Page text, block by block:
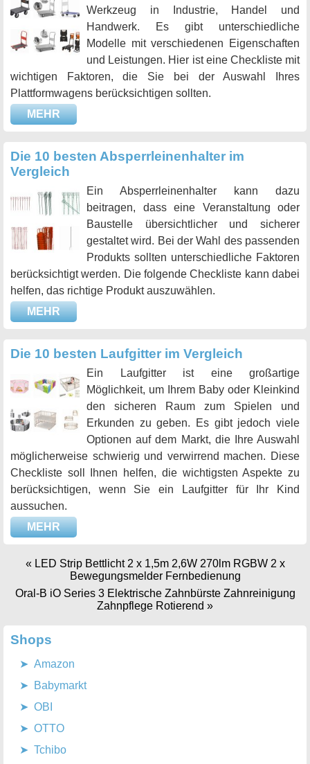
Werkzeug in Industrie, Handel und
Handwerk. Es gibt unterschiedliche
Modelle mit verschiedenen Eigenschaften
und Leistungen. Hier ist eine Checkliste mit
wichtigen Faktoren, die Sie bei der Auswahl Ihres
Plattformwagens berücksichtigen sollten.
MEHR
Die 10 besten Absperrleinenhalter im
Vergleich
Ein Absperrleinenhalter kann dazu
beitragen, dass eine Veranstaltung oder
Baustelle übersichtlicher und sicherer
gestaltet wird. Bei der Wahl des passenden
Produkts sollten unterschiedliche Faktoren
berücksichtigt werden. Die folgende Checkliste kann dabei
helfen, das richtige Produkt auszuwählen.
MEHR
Die 10 besten Laufgitter im Vergleich
Ein Laufgitter ist eine großartige
Möglichkeit, um Ihrem Baby oder Kleinkind
den sicheren Raum zum Spielen und
Erkunden zu geben. Es gibt jedoch viele
Optionen auf dem Markt, die Ihre Auswahl
möglicherweise schwierig und verwirrend machen. Diese
Checkliste soll Ihnen helfen, die wichtigsten Aspekte zu
berücksichtigen, wenn Sie ein Laufgitter für Ihr Kind
aussuchen.
MEHR
« LED Strip Bettlicht 2 x 1,5m 2,6W 270lm RGBW 2 x
Bewegungsmelder Fernbedienung
Oral-B iO Series 3 Elektrische Zahnbürste Zahnreinigung
Zahnpflege Rotierend »
Shops
Amazon
Babymarkt
OBI
OTTO
Tchibo